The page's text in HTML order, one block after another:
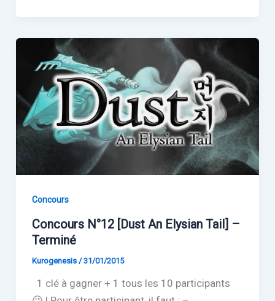
Concours
Concours N°12 [Dust An Elysian Tail] –
Terminé
Kurogenesis /31/01/2015
1 clé à gagner + 1 tous les 10 participants